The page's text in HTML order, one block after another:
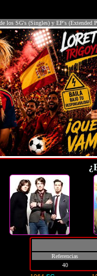
los SG's (Singles) y EP's (Extended
Referencias
40